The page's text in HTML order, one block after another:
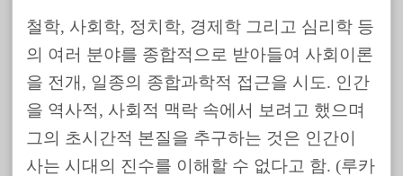
철학, 사회학, 정치학, 경제학 그리고 심리학 등
의 여러 분야를 종합적으로 받아들여 사회이론
을 전개, 일종의 종합과학적 접근을 시도. 인간
을 역사적, 사회적 맥락 속에서 보려고 했으며
그의 초시간적 본질을 추구하는 것은 인간이
사는 시대의 진수를 이해할 수 없다고 함. (루카